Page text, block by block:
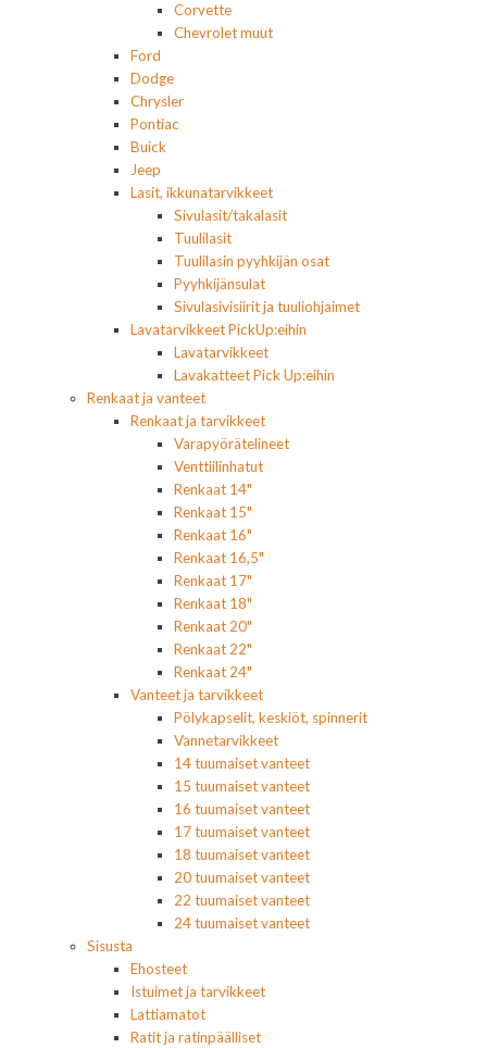
Corvette
Chevrolet muut
Ford
Dodge
Chrysler
Pontiac
Buick
Jeep
Lasit, ikkunatarvikkeet
Sivulasit/takalasit
Tuulilasit
Tuulilasin pyyhkijän osat
Pyyhkijänsulat
Sivulasivisiirit ja tuuliohjaimet
Lavatarvikkeet PickUp:eihin
Lavatarvikkeet
Lavakatteet Pick Up:eihin
Renkaat ja vanteet
Renkaat ja tarvikkeet
Varapyörätelineet
Venttiilinhatut
Renkaat 14"
Renkaat 15"
Renkaat 16"
Renkaat 16,5"
Renkaat 17"
Renkaat 18"
Renkaat 20"
Renkaat 22"
Renkaat 24"
Vanteet ja tarvikkeet
Pölykapselit, keskiöt, spinnerit
Vannetarvikkeet
14 tuumaiset vanteet
15 tuumaiset vanteet
16 tuumaiset vanteet
17 tuumaiset vanteet
18 tuumaiset vanteet
20 tuumaiset vanteet
22 tuumaiset vanteet
24 tuumaiset vanteet
Sisusta
Ehosteet
Istuimet ja tarvikkeet
Lattiamatot
Ratit ja ratinpäälliset